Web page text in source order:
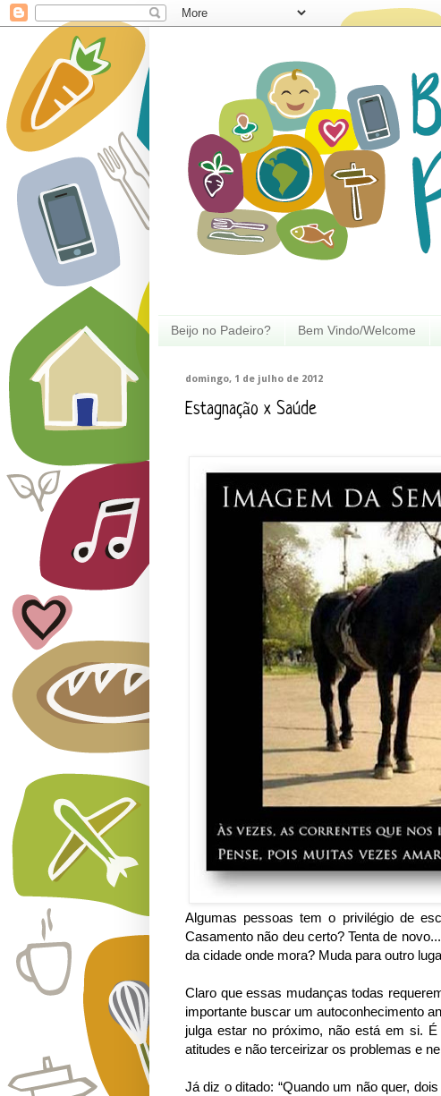
Beijo no Padeiro? Bem Vindo/Welcome
domingo, 1 de julho de 2012
Estagnação x Saúde
Algumas pessoas tem o privilégio de
Casamento não deu certo? Tenta de
da cidade onde mora? Muda para outro
Claro que essas mudanças todas
importante buscar um autoconhecimento
julga estar no próximo, não está em si.
atitudes e não terceirizar os problemas e
Já diz o ditado: “Quando um não quer,